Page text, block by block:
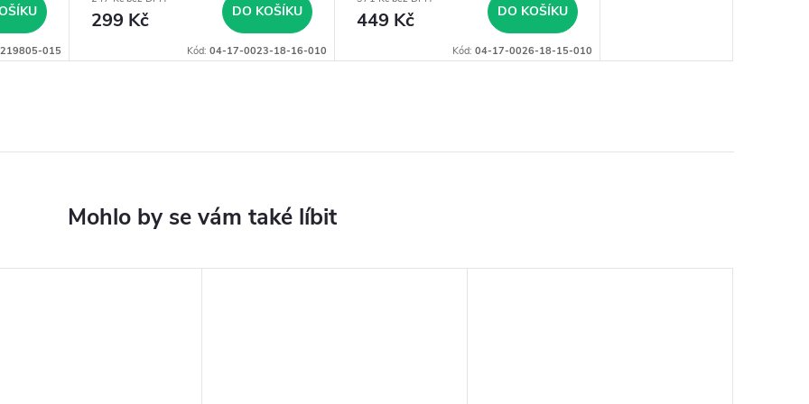
015
299 Kč DO KOŠÍKU
Kód: 04-17-0023-18-16-010
449 Kč DO KOŠÍKU
Kód: 04-17-0026-18-15-010